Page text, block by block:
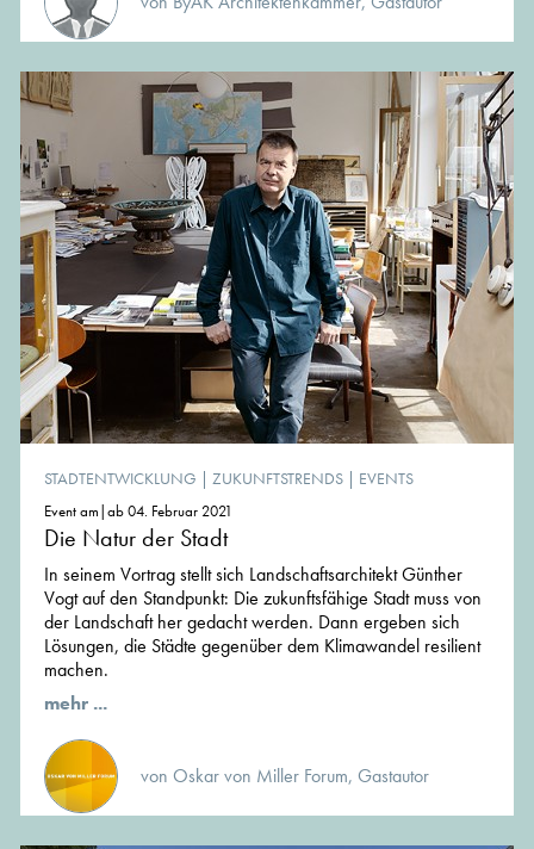
STADTENTWICKLUNG | ZUKUNFTSTRENDS | EVENTS
Event am|ab 04. Februar 2021
Die Natur der Stadt
In seinem Vortrag stellt sich Landschaftsarchitekt Günther
Vogt auf den Standpunkt: Die zukunftsfähige Stadt muss von
der Landschaft her gedacht werden. Dann ergeben sich
Lösungen, die Städte gegenüber dem Klimawandel resilient
machen.
mehr ...
von Oskar von Miller Forum, Gastautor